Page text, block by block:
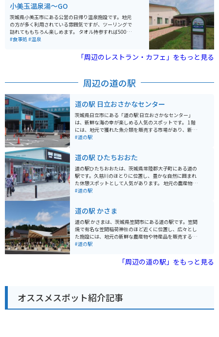
があり、明太子を使ったおにぎりやソフトクリームな
ど、その場で出来たての明太子グルメを楽しむことがで
きます。また直売コーナーでは、工場直送の明太子を購
入することができ、お土産探しにも便利です。明太子の
魅力を「見て・知って・食べて・買える」観光スポット
小美玉温泉湯～GO
茨城県小美玉市にある公営の日帰り温泉施設です。地元
の方が多く利用されている雰囲気ですが、ツーリングで
訪れてももちろん楽しめます。 タオル持参すれば500円
で入れるので、リーズナブルです。お風呂のほかに、食
いってもコーヒーのように茶色の、とろみのあるお湯。
温度もぬるめなので、長風呂にも向いています。
#食事処 #温泉
「周辺のレストラン・カフェ」をもっと見る
周辺の道の駅
道の駅 日立おさかなセンター
茨城県日立市にある「道の駅 日立おさかなセンター」
は、新鮮な海の幸が楽しめる人気のスポットです。 1階
には、地元で獲れた魚介類を販売する市場があり、新鮮
な魚介類をお手頃価格で購入できます。2階には、海鮮丼
車場が完備されているので安心です。日立市内には、日
立おさかなセンター以外にも、海沿いを走る爽快なシー
サイドロードや、日本三大庭園の一つである偕楽園な
ど、観光スポットが点在しています。 日立おさかなセン
ターは、新鮮な海の幸を味わいたい方はもちろん、ドラ
す。
#道の駅
道の駅 ひたちおおた
道の駅ひたちおおたは、茨城県常陸郡大子町にある道の
駅です。久慈川のほとりに位置し、豊かな自然に囲まれ
た休憩スポットとして人気があります。 地元の農産物が
購入できる直売所や、常陸秋そばや奥久慈しゃもといっ
できます。また、周辺には奥久慈パノラマラインなど、
景色が美しいワインディングロードも多いため、ツーリ
ングの拠点としてもおすすめです。 特産品としては、奥
久慈りんごや、こんにゃく、ゆばなどが有名です。道の
駅で購入できるほか、周辺の農園や店舗でも取り扱って
#道の駅
道の駅 かさま
道の駅 かさまは、茨城県笠間市にある道の駅です。笠間
焼で有名な笠間稲荷神社のほど近くに位置し、広々とし
た施設には、地元の新鮮な農産物や特産品を販売する直
売所、笠間焼の販売コーナー、レストランなどがありま
歴史ある神社であり、毎年多くの観光客が訪れます。周
辺には、笠間焼の窯元やギャラリーが集まる「笠間焼通
道路も多く、ツーリングにも最適なエリアです。道の駅
かさまは、休憩場所としてだけでなく、観光情報収集の
拠点としても活用できます。
#道の駅
「周辺の道の駅」をもっと見る
オススメスポット紹介記事